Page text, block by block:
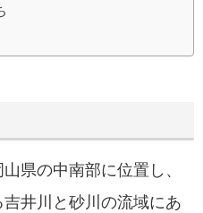
県の中南部に位置し、
井川と砂川の流域にあ